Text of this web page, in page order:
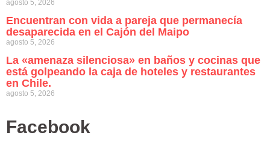
agosto 5, 2026
Encuentran con vida a pareja que permanecía
desaparecida en el Cajón del Maipo
agosto 5, 2026
La «amenaza silenciosa» en baños y cocinas que
está golpeando la caja de hoteles y restaurantes
en Chile.
agosto 5, 2026
Facebook